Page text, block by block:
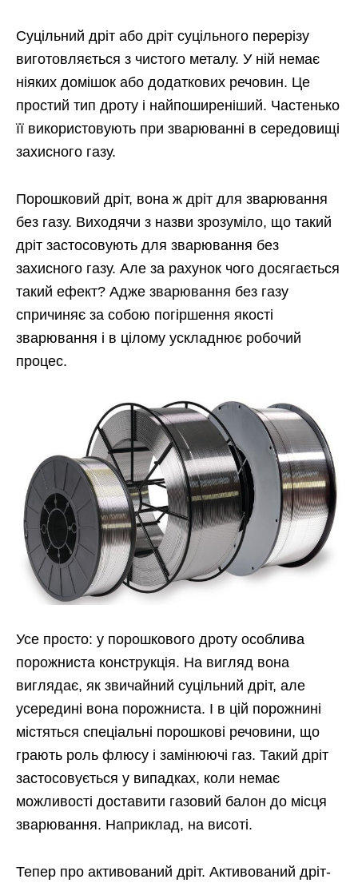
Суцільний дріт або дріт суцільного перерізу
виготовляється з чистого металу. У ній немає
ніяких домішок або додаткових речовин. Це
простий тип дроту і найпоширеніший. Частенько
її використовують при зварюванні в середовищі
захисного газу.
Порошковий дріт, вона ж дріт для зварювання
без газу. Виходячи з назви зрозуміло, що такий
дріт застосовують для зварювання без
захисного газу. Але за рахунок чого досягається
такий ефект? Адже зварювання без газу
спричиняє за собою погіршення якості
зварювання і в цілому ускладнює робочий
процес.
Усе просто: у порошкового дроту особлива
порожниста конструкція. На вигляд вона
виглядає, як звичайний суцільний дріт, але
усередині вона порожниста. І в цій порожнині
містяться спеціальні порошкові речовини, що
грають роль флюсу і замінюючі газ. Такий дріт
застосовується у випадках, коли немає
можливості доставити газовий балон до місця
зварювання. Наприклад, на висоті.
Тепер про активований дріт. Активований дріт-